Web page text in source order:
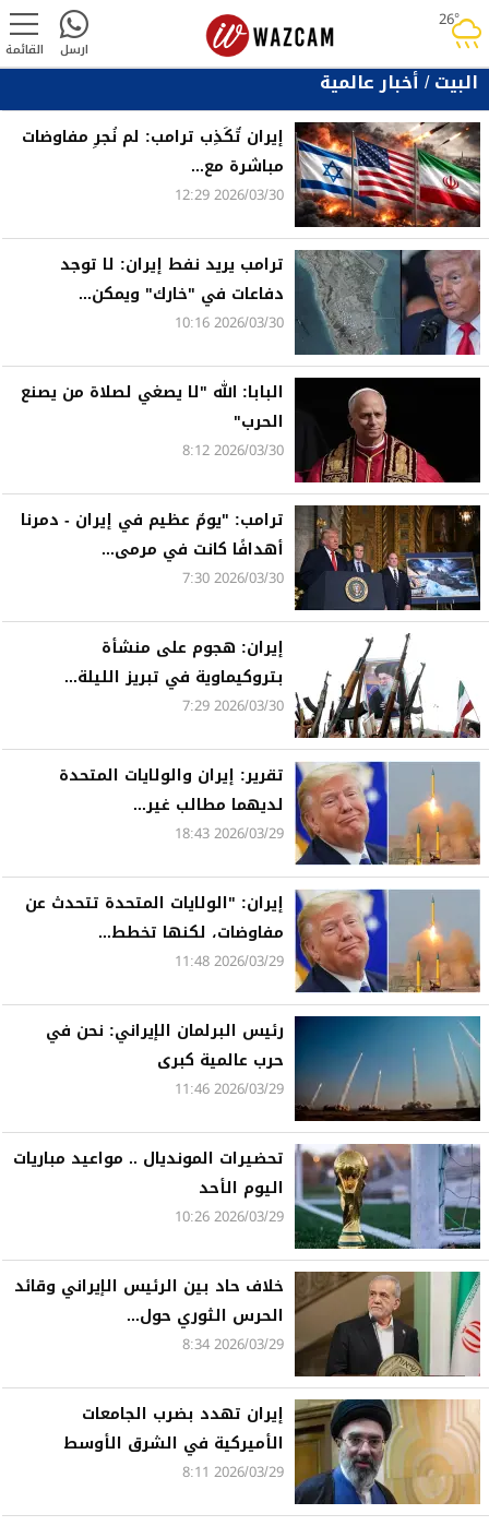
26°rainy القائمة ارسل
البيت/أخبار عالمية
إيران تٌكَذِب ترامب: لم نُجرِ مفاوضات
مباشرة مع...
2026/03/30 12:29
ترامب يريد نفط إيران: لا توجد
دفاعات في "خارك" ويمكن...
2026/03/30 10:16
البابا: الله "لا يصغي لصلاة من يصنع
الحرب"
2026/03/30 8:12
ترامب: "يومٌ عظيم في إيران - دمرنا
أهدافًا كانت في مرمى...
2026/03/30 7:30
إيران: هجوم على منشأة
بتروكيماوية في تبريز الليلة...
2026/03/30 7:29
تقرير: إيران والولايات المتحدة
لديهما مطالب غير...
2026/03/29 18:43
إيران: "الولايات المتحدة تتحدث عن
مفاوضات، لكنها تخطط...
2026/03/29 11:48
رئيس البرلمان الإيراني: نحن في
حرب عالمية كبرى
2026/03/29 11:46
تحضيرات المونديال .. مواعيد مباريات
اليوم الأحد
2026/03/29 10:26
خلاف حاد بين الرئيس الإيراني وقائد
الحرس الثوري حول...
2026/03/29 8:34
إيران تهدد بضرب الجامعات
الأميركية في الشرق الأوسط
2026/03/29 8:11